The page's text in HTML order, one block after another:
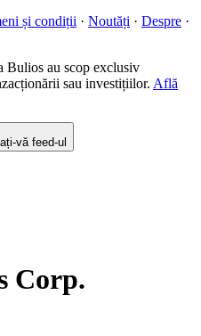
și condiții · Noutăți · Despre ·
Bulios au scop exclusiv
sau investițiilor. Află
vă feed-ul
Corp.